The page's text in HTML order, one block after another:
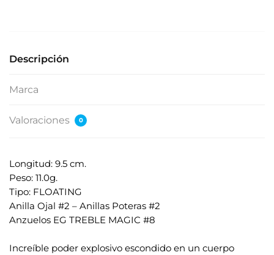
Descripción
Marca
Valoraciones 0
Longitud: 9.5 cm.
Peso: 11.0g.
Tipo: FLOATING
Anilla Ojal #2 – Anillas Poteras #2
Anzuelos EG TREBLE MAGIC #8
Increíble poder explosivo escondido en un cuerpo